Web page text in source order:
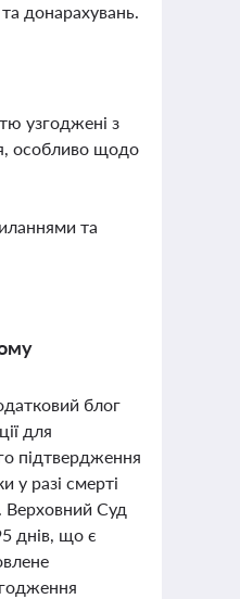
донарахувань.
узгоджені з
особливо щодо
та
блог
для
підтвердження
у разі смерті
Верховний Суд
днів, що є